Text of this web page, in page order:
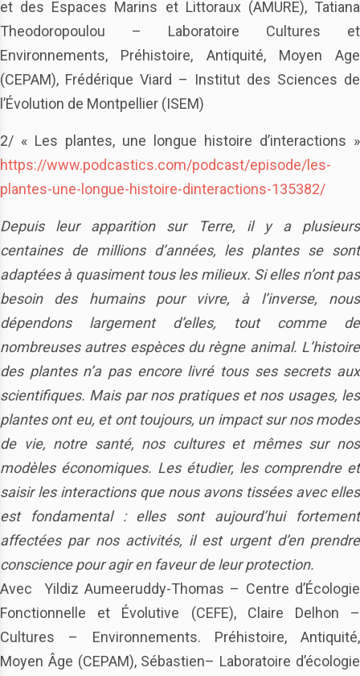
et des Espaces Marins et Littoraux (AMURE), Tatiana
Theodoropoulou – Laboratoire Cultures et
Environnements, Préhistoire, Antiquité, Moyen Age
(CEPAM), Frédérique Viard – Institut des Sciences de
l’Évolution de Montpellier (ISEM)
2/ « Les plantes, une longue histoire d’interactions »
https://www.podcastics.com/podcast/episode/les-
plantes-une-longue-histoire-dinteractions-135382/
Depuis leur apparition sur Terre, il y a plusieurs
centaines de millions d’années, les plantes se sont
adaptées à quasiment tous les milieux. Si elles n’ont pas
besoin des humains pour vivre, à l’inverse, nous
dépendons largement d’elles, tout comme de
nombreuses autres espèces du règne animal. L’histoire
des plantes n’a pas encore livré tous ses secrets aux
scientifiques. Mais par nos pratiques et nos usages, les
plantes ont eu, et ont toujours, un impact sur nos modes
de vie, notre santé, nos cultures et mêmes sur nos
modèles économiques. Les étudier, les comprendre et
saisir les interactions que nous avons tissées avec elles
est fondamental : elles sont aujourd’hui fortement
affectées par nos activités, il est urgent d’en prendre
conscience pour agir en faveur de leur protection.
Avec Yildiz Aumeeruddy-Thomas – Centre d’Écologie
Fonctionnelle et Évolutive (CEFE), Claire Delhon –
Cultures – Environnements. Préhistoire, Antiquité,
Moyen Âge (CEPAM), Sébastien– Laboratoire d’écologie